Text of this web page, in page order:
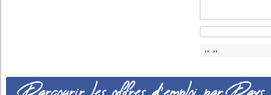
›› ››